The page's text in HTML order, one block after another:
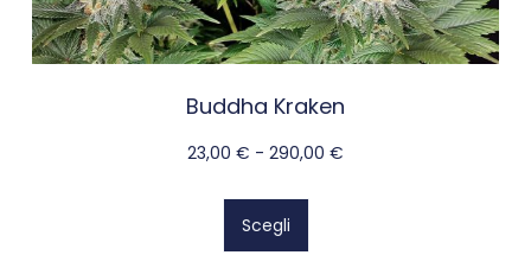
Buddha Kraken
23,00 € - 290,00 €
Scegli